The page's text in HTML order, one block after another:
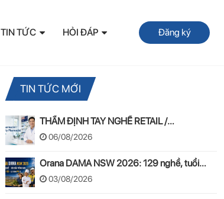
TIN TỨC HỎI ĐÁP Đăng ký
TIN TỨC MỚI
THẨM ĐỊNH TAY NGHỀ RETAIL /
COMMUNITY PHARMACIST ÚC 2026 –
APC & OPRA
06/08/2026
Orana DAMA NSW 2026: 129 nghề, tuổi
50–55 và lộ trình PR
03/08/2026